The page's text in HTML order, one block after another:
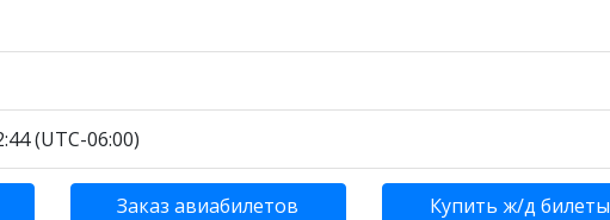
(UTC-06:00)
Заказ авиабилетов Купить ж/д билеты